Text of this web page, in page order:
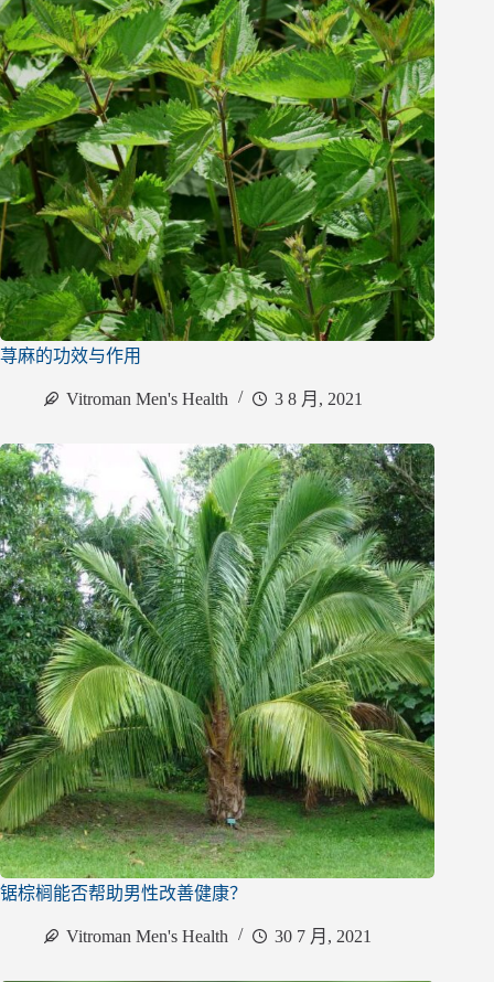
荨麻的功效与作用
Vitroman Men's Health 3 8 月, 2021
锯棕榈能否帮助男性改善健康？
Vitroman Men's Health 30 7 月, 2021